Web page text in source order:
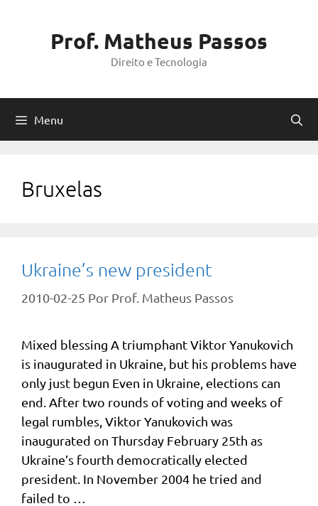
Prof. Matheus Passos
Direito e Tecnologia
Menu
Bruxelas
Ukraine’s new president
2010-02-25 Por Prof. Matheus Passos
Mixed blessing A triumphant Viktor Yanukovich
is inaugurated in Ukraine, but his problems have
only just begun Even in Ukraine, elections can
end. After two rounds of voting and weeks of
legal rumbles, Viktor Yanukovich was
inaugurated on Thursday February 25th as
Ukraine’s fourth democratically elected
president. In November 2004 he tried and
failed to …